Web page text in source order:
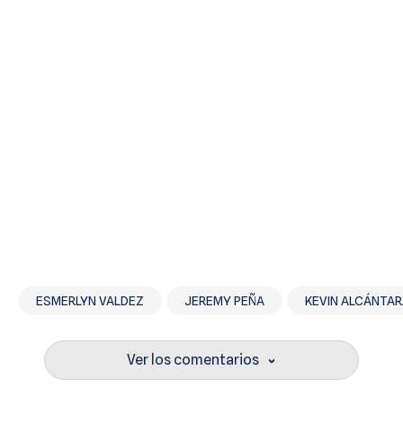
ESMERLYN VALDEZ JEREMY PEÑA KEVIN
Ver los comentarios ›